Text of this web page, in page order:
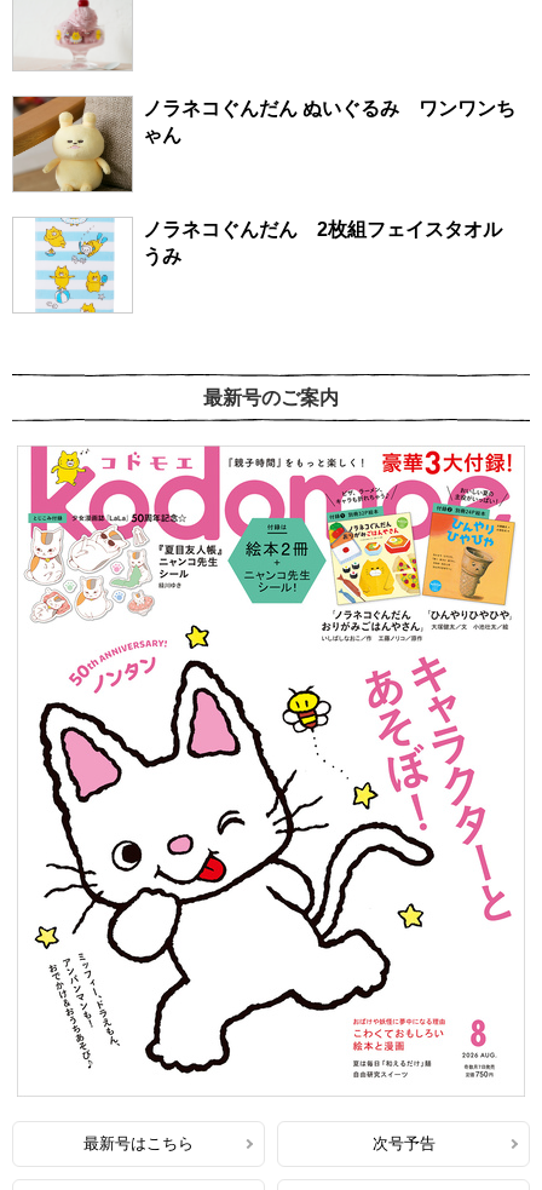
ノラネコぐんだん ぬいぐるみ ワンワンち
ゃん
ノラネコぐんだん 2枚組フェイスタオル
うみ
最新号のご案内
最新号はこちら 次号予告